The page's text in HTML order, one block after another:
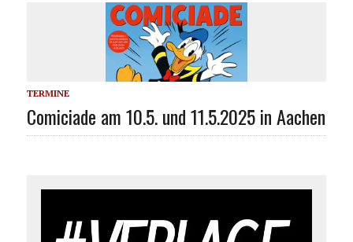
TERMINE
Comiciade am 10.5. und 11.5.2025 in Aachen